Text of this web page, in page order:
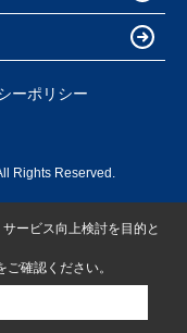
ーポリシー
Rights Reserved.
ービス向上検討を目的と
ご確認ください。